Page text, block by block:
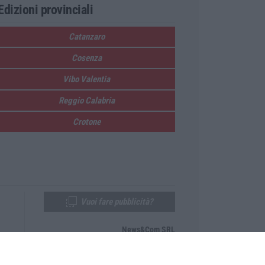
provinciali
Catanzaro
Cosenza
Vibo Valentia
Reggio Calabria
Crotone
News&Com SRL